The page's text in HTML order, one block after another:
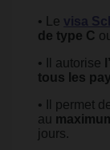
• Le visa
de type C
• Il autorise
tous les
• Il permet
au
jours.